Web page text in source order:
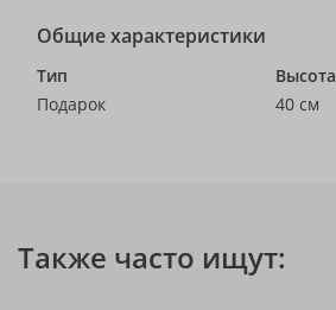
Общие характеристики
Тип
Подарок
Высота
40 см
Также часто ищут: